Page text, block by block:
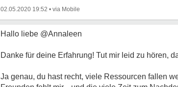
02.05.2020 19:52 •
Hallo liebe @Annaleen
Danke für deine Erfahrung! Tut mir leid zu hören,
Ja genau, du hast recht, viele Ressourcen fallen